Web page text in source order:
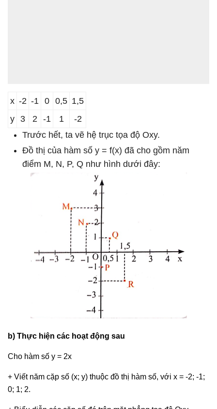
x -2 -1 0 0,5 1,5
y
3 2 -1 1
-2
Trước hết, ta vẽ hệ trục tọa độ Oxy.
Đồ thị của hàm số y = f(x) đã cho gồm năm
điểm M, N, P, Q như hình dưới đây:
b) Thực hiện các hoạt động sau
Cho hàm số y = 2x
+ Viết năm cặp số (x; y) thuộc đồ thị hàm số, với x = -2; -1;
0; 1; 2.